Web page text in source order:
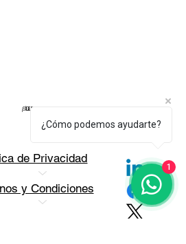
¡SÍGUENOS!
LEGAL
de Privacidad
y Condiciones
¿Cómo podemos ayudarte?
1